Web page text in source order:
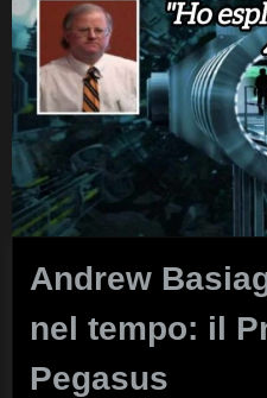
Andrew
nel tempo: il
Pegasus